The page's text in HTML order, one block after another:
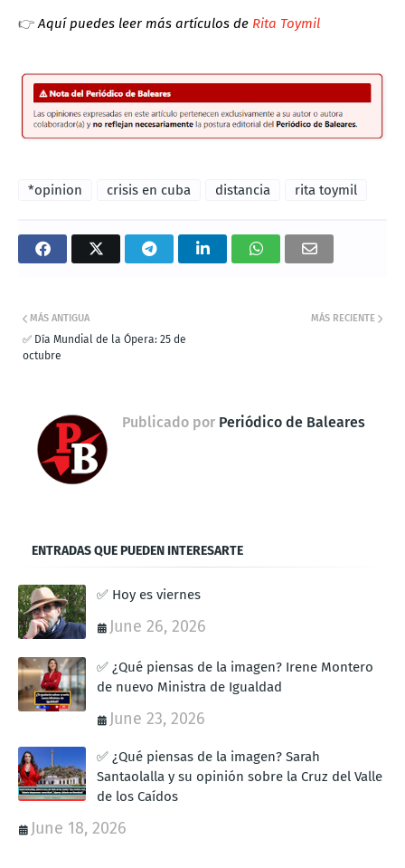
👉Aquí puedes leer más artículos de Rita Toymil
*opinion crisis en cuba distancia rita toymil
MÁS RECIENTE
MÁS ANTIGUA
✅ Día Mundial de la Ópera: 25 de
octubre
Publicado por Periódico de Baleares
ENTRADAS QUE PUEDEN INTERESARTE
✅ Hoy es viernes
June 26, 2026
✅ ¿Qué piensas de la imagen? Irene Montero
de nuevo Ministra de Igualdad
June 23, 2026
✅ ¿Qué piensas de la imagen? Sarah
Santaolalla y su opinión sobre la Cruz del Valle
de los Caídos
June 18, 2026